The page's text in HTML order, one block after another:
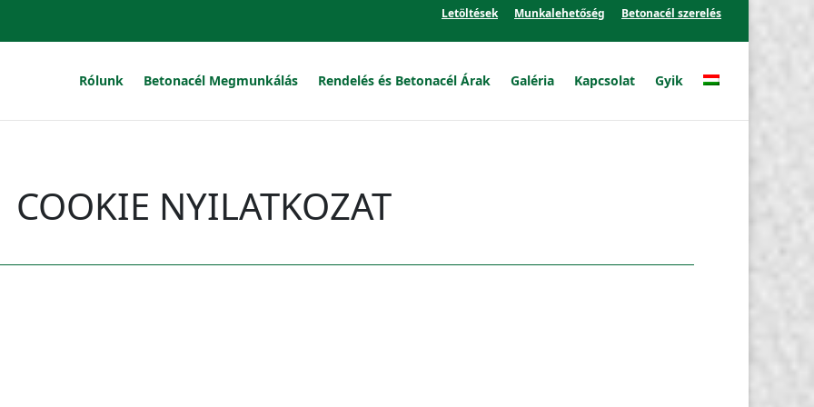
Letöltések Munkalehetőség Betonacél szerelés
Rólunk Betonacél Megmunkálás Rendelés és Betonacél Árak Galéria Kapcsolat Gyik
COOKIE NYILATKOZAT